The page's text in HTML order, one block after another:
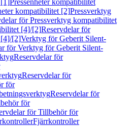
[1]Pressenheter kompatibilitet
kompatibilitet [2]Pressverktyg
för Pressverktyg kompatibilitet
[4]/[2]Reservdelar för
[4]/[2]Verktyg för Geberit Silent-
för Verktyg för Geberit Silent-
Reservdelar för
Reservdelar för
för
Reservdelar för
för
för Tillbehör för
Fjärrkontroller